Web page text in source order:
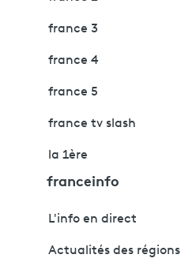
france 3
france 4
france 5
france tv slash
la 1ère
franceinfo
L'info en direct
Actualités des régions